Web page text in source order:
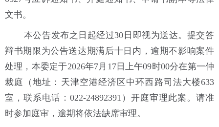
文书。
本公告发布之日起经过30日即视为送达。提交答
辩书期限为公告送达期满后十日内，逾期不影响案件
处理，本委定于2026年7月17日上午09时00分在第一仲
裁庭（地址：天津空港经济区中环西路司法大楼633
室，联系电话：022-24892391）开庭审理此案。请准
时参加庭审，逾期将依法缺席审理。